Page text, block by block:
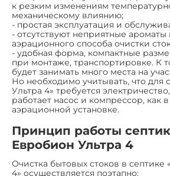
к резким изменениям
механическому влиянию;
- простая эксплуатация и
- отсутствуют неприятные ароматы
аэрационного способа очистки
- удобная форма, компактные
при монтаже, транспортировке. К
будет занимать много места на
Но необходимо учитывать, что для
Ультра 4» требуется
работает насос и компрессор, как
аэрационной установке.
Принцип работы
Евробион Ультра 4
Очистка бытовых стоков в септике
4» осуществляется поэтапно: